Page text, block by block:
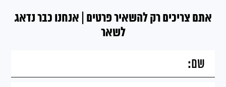
אתם צריכים רק להשאיר פרטים | אנחנו כבר נדאג
לשאר